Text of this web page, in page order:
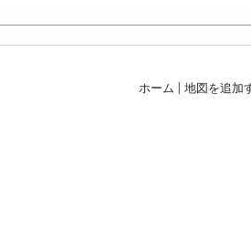
ホーム | 地図を追加